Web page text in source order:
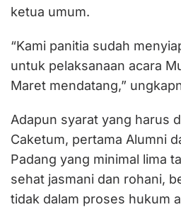
ketua umum.
“Kami panitia sudah
untuk pelaksanaan acara
Maret mendatang,”
Adapun syarat yang harus
Caketum, pertama Alumni
Padang yang minimal lima
sehat jasmani dan rohani,
tidak dalam proses hukum